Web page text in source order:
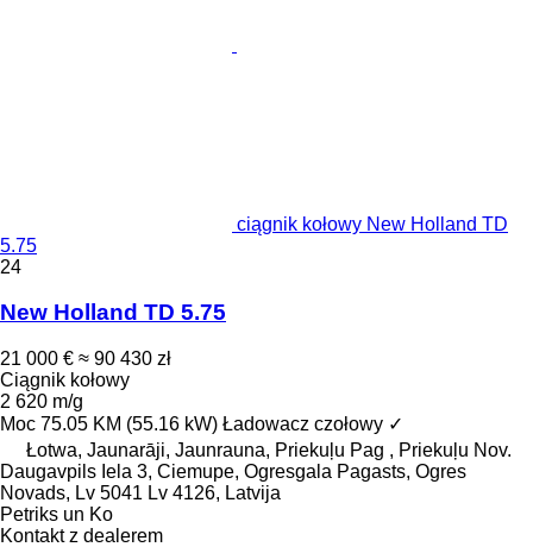
ciągnik kołowy New Holland TD
5.75
24
New Holland TD 5.75
21 000 € ≈ 90 430 zł
Ciągnik kołowy
2 620 m/g
Moc 75.05 KM (55.16 kW) Ładowacz czołowy ✓
Łotwa, Jaunarāji, Jaunrauna, Priekuļu Pag , Priekuļu Nov.
Daugavpils Iela 3, Ciemupe, Ogresgala Pagasts, Ogres
Novads, Lv 5041 Lv 4126, Latvija
Petriks un Ko
Kontakt z dealerem